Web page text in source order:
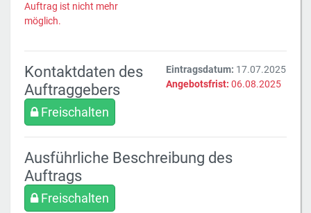
Auftrag ist nicht mehr
möglich.
Kontaktdaten des
Auftraggebers
Freischalten
Eintragsdatum: 17.07.2025
Angebotsfrist: 06.08.2025
Ausführliche Beschreibung des
Auftrags
Freischalten